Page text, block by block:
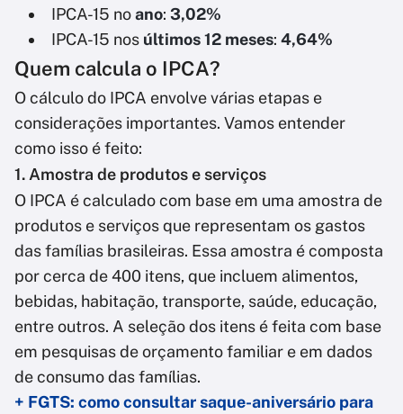
IPCA-15 noano: 3,02%
IPCA-15 nos últimos 12 meses: 4,64%
Quem calcula o IPCA?
O cálculo do IPCA envolve várias etapas e
considerações importantes. Vamos entender
como isso é feito:
1. Amostra de produtos e serviços
O IPCA é calculado com base em uma amostra de
produtos e serviços que representam os gastos
das famílias brasileiras. Essa amostra é composta
por cerca de 400 itens, que incluem alimentos,
bebidas, habitação, transporte, saúde, educação,
entre outros. A seleção dos itens é feita com base
em pesquisas de orçamento familiar e em dados
de consumo das famílias.
+ FGTS: como consultar saque-aniversário para